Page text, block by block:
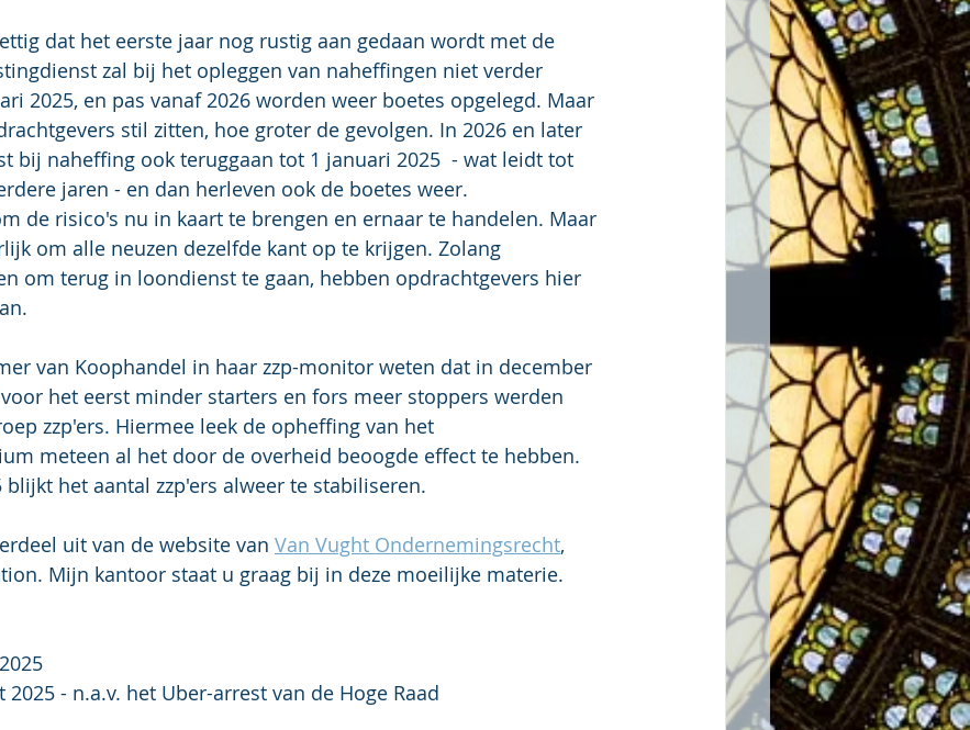
dat het eerste jaar nog rustig aan gedaan wordt met de
zal bij het opleggen van naheffingen niet verder
2025, en pas vanaf 2026 worden weer boetes opgelegd. Maar
stil zitten, hoe groter de gevolgen. In 2026 en later
bij naheffing ook teruggaan tot 1 januari 2025  - wat leidt tot
jaren - en dan herleven ook de boetes weer.
de risico's nu in kaart te brengen en ernaar te handelen. Maar
om alle neuzen dezelfde kant op te krijgen. Zolang
om terug in loondienst te gaan, hebben opdrachtgevers hier
van Koophandel in haar zzp-monitor weten dat in december
het eerst minder starters en fors meer stoppers werden
zzp'ers. Hiermee leek de opheffing van het
meteen al het door de overheid beoogde effect te hebben.
het aantal zzp'ers alweer te stabiliseren.
uit van de website van Van Vught Ondernemingsrecht,
Mijn kantoor staat u graag bij in deze moeilijke materie.
- n.a.v. het Uber-arrest van de Hoge Raad